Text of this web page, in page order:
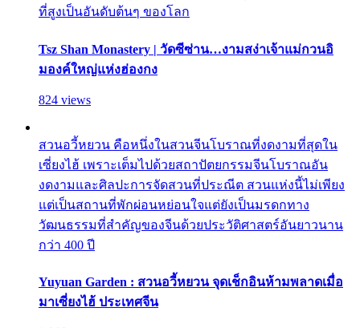
ที่สูงเป็นอันดับต้นๆ ของโลก
Tsz Shan Monastery | วัดซีซ่าน…งามสง่าเจ้าแม่กวนอิ
มองค์ใหญ่แห่งฮ่องกง
824 views
สวนอวี้หยวน คือหนึ่งในสวนจีนโบราณที่งดงามที่สุดใน
เซี่ยงไฮ้ เพราะเต็มไปด้วยสถาปัตยกรรมจีนโบราณอัน
งดงามและศิลปะการจัดสวนที่ประณีต สวนแห่งนี้ไม่เพียง
แต่เป็นสถานที่พักผ่อนหย่อนใจแต่ยังเป็นมรดกทาง
วัฒนธรรมที่สำคัญของจีนด้วยประวัติศาสตร์อันยาวนาน
กว่า 400 ปี
Yuyuan Garden : สวนอวี้หยวน จุดเช็กอินห้ามพลาดเมื่อ
มาเซี่ยงไฮ้ ประเทศจีน